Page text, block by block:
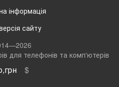
інформація
сайту
для телефонів та комп'ютерів
$